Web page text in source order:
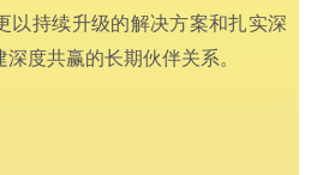
持续升级的解决方案和扎实深
度共赢的长期伙伴关系。